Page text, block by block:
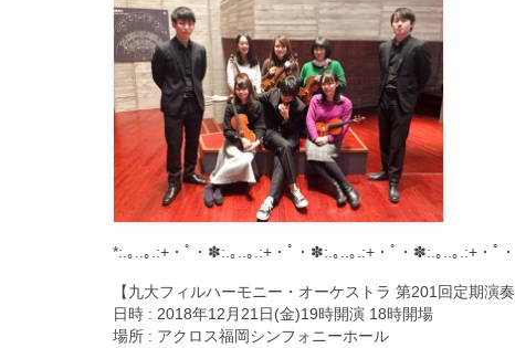
*:.｡..｡.:+・ﾟ・✽:.｡..｡.:+・ﾟ・✽:.｡..｡.:+・ﾟ・✽:.｡..｡.:+・ﾟ・
【九大フィルハーモニー・オーケストラ 第201回定期演奏
日時 : 2018年12月21日(金)19時開演 18時開場
場所 : アクロス福岡シンフォニーホール